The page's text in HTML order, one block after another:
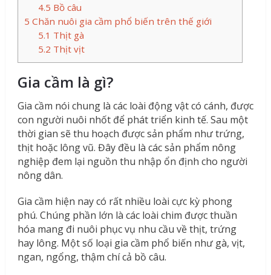
4.5 Bồ câu
5 Chăn nuôi gia cầm phổ biến trên thế giới
5.1 Thịt gà
5.2 Thịt vịt
Gia cầm là gì?
Gia cầm nói chung là các loài động vật có cánh, được
con người nuôi nhốt để phát triển kinh tế. Sau một
thời gian sẽ thu hoạch được sản phẩm như trứng,
thịt hoặc lông vũ. Đây đều là các sản phẩm nông
nghiệp đem lại nguồn thu nhập ổn định cho người
nông dân.
Gia cầm hiện nay có rất nhiều loài cực kỳ phong
phú. Chúng phần lớn là các loài chim được thuần
hóa mang đi nuôi phục vụ nhu cầu về thịt, trứng
hay lông. Một số loại gia cầm phổ biến như gà, vịt,
ngan, ngổng, thậm chí cả bồ câu.